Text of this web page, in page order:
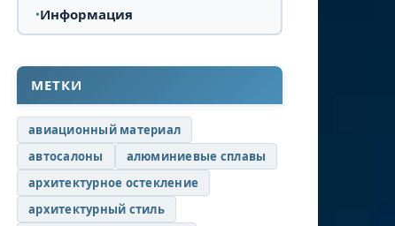
Информация
МЕТКИ
авиационный материал
автосалоны
алюминиевые сплавы
архитектурное остекление
архитектурный стиль